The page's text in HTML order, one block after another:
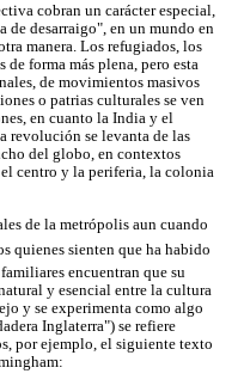
cobran un carácter especial,
de desarraigo", en un mundo en
manera. Los refugiados, los
forma más plena, pero esta
de movimientos masivos
o patrias culturales se ven
en cuanto la India y el
revolución se levanta de las
del globo, en contextos
centro y la periferia, la colonia
de la metrópolis aun cuando
quienes sienten que ha habido
encuentran que su
y esencial entre la cultura
y se experimenta como algo
Inglaterra") se refiere
por ejemplo, el siguiente texto